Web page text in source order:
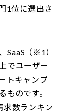
1位に選出さ
SaaS（※1）
でユーザー
トキャンプ
ものです。
求数ランキン